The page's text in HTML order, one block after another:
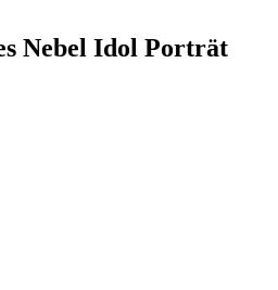
Nebel Idol Porträt